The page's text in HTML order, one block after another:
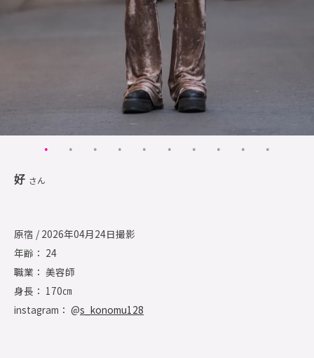
好 さん
原宿 / 2026年04月24日撮影
年齢： 24
職業： 美容師
身長： 170㎝
instagram： @s_konomu128